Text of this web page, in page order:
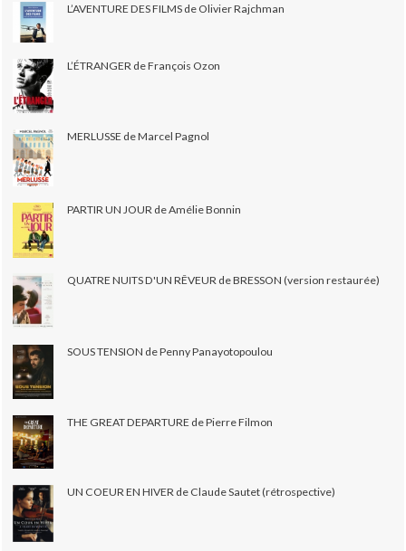
L’AVENTURE DES FILMS de Olivier Rajchman
L’ÉTRANGER de François Ozon
MERLUSSE de Marcel Pagnol
PARTIR UN JOUR de Amélie Bonnin
QUATRE NUITS D'UN RÊVEUR de BRESSON (version restaurée)
SOUS TENSION de Penny Panayotopoulou
THE GREAT DEPARTURE de Pierre Filmon
UN COEUR EN HIVER de Claude Sautet (rétrospective)